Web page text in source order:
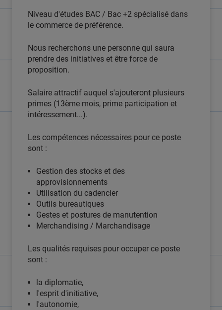
Niveau d'études BAC / Bac +2 spécialisé dans
le commerce de préférence.
Nous recherchons une personne qui saura
prendre des initiatives et être force de
proposition.
Salaire attractif auquel s'ajouteront plusieurs
primes (13ème mois, prime participation et
intéressement...).
Les compétences nécessaires pour ce poste
sont :
Gestion des stocks et des
approvisionnements
Utilisation du cadencier
Outils bureautiques
Gestes et postures de manutention
Merchandising / Marchandisage
Les qualités requises pour occuper ce poste
sont :
la diplomatie,
l'esprit d'initiative,
l'autonomie,